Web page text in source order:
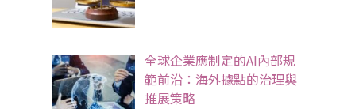
全球企業應制定的AI內部規
範前沿：海外據點的治理與
推展策略